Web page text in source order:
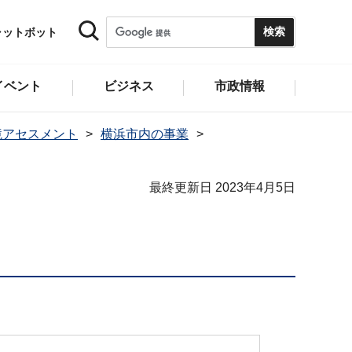
トボット
ント ビジネス 市政情報
セスメント 横浜市内の事業
最終更新日 2023年4月5日